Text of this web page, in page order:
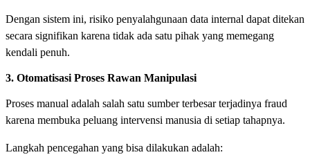
Dengan sistem ini, risiko penyalahgunaan data internal dapat ditekan
secara signifikan karena tidak ada satu pihak yang memegang
kendali penuh.
3. Otomatisasi Proses Rawan Manipulasi
Proses manual adalah salah satu sumber terbesar terjadinya fraud
karena membuka peluang intervensi manusia di setiap tahapnya.
Langkah pencegahan yang bisa dilakukan adalah: